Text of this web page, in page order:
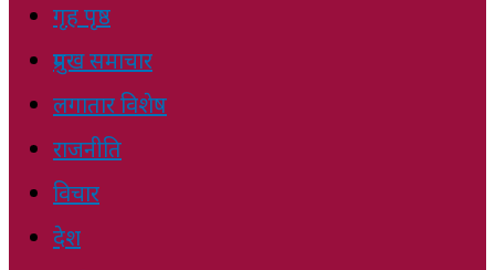
गृह पृष्ठ
प्रमुख समाचार
लगातार विशेष
राजनीति
विचार
देश